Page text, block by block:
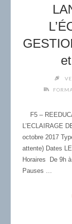
F5 –
L’ECLAIRAGE
octobre 2017
attente) Dates
Horaires De 9h
Pauses …